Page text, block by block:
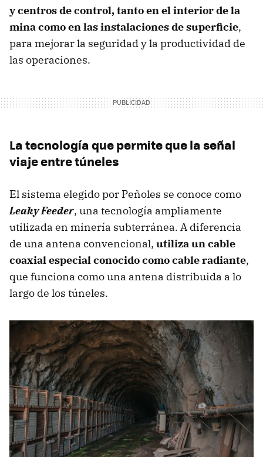
y centros de control, tanto en el interior de la
mina como en las instalaciones de superficie,
para mejorar la seguridad y la productividad de
las operaciones.
La tecnología que permite que la señal
viaje entre túneles
El sistema elegido por Peñoles se conoce como
Leaky Feeder, una tecnología ampliamente
utilizada en minería subterránea. A diferencia
de una antena convencional, utiliza un cable
coaxial especial conocido como cable radiante,
que funciona como una antena distribuida a lo
largo de los túneles.